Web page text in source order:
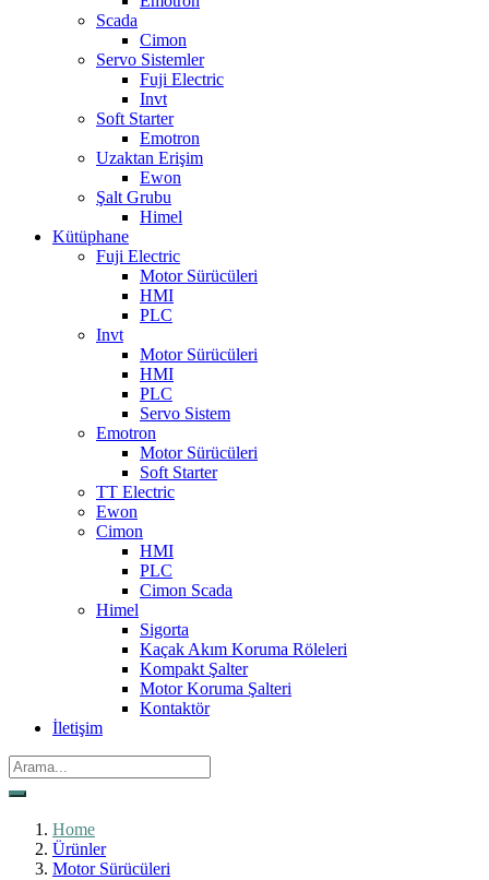
Scada
Cimon
Servo Sistemler
Fuji Electric
Invt
Soft Starter
Emotron
Uzaktan Erişim
Ewon
Şalt Grubu
Himel
Kütüphane
Fuji Electric
Motor Sürücüleri
HMI
PLC
Invt
Motor Sürücüleri
HMI
PLC
Servo Sistem
Emotron
Motor Sürücüleri
Soft Starter
TT Electric
Ewon
Cimon
HMI
PLC
Cimon Scada
Himel
Sigorta
Kaçak Akım Koruma Röleleri
Kompakt Şalter
Motor Koruma Şalteri
Kontaktör
İletişim
Home
Ürünler
Motor Sürücüleri